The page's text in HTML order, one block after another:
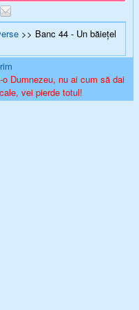
>> Banc 44 - Un băieţel
Dumnezeu, nu ai cum să dai
vei pierde totul!